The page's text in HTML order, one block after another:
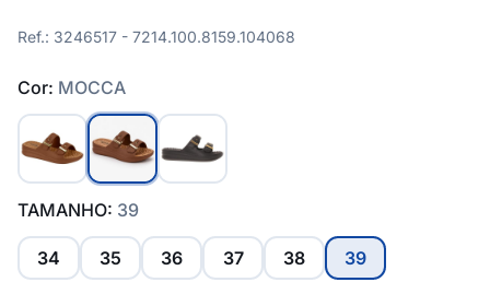
Ref.: 3246517 - 7214.100.8159.104068
Cor: MOCCA
TAMANHO: 39
34 35 36 37 38 39